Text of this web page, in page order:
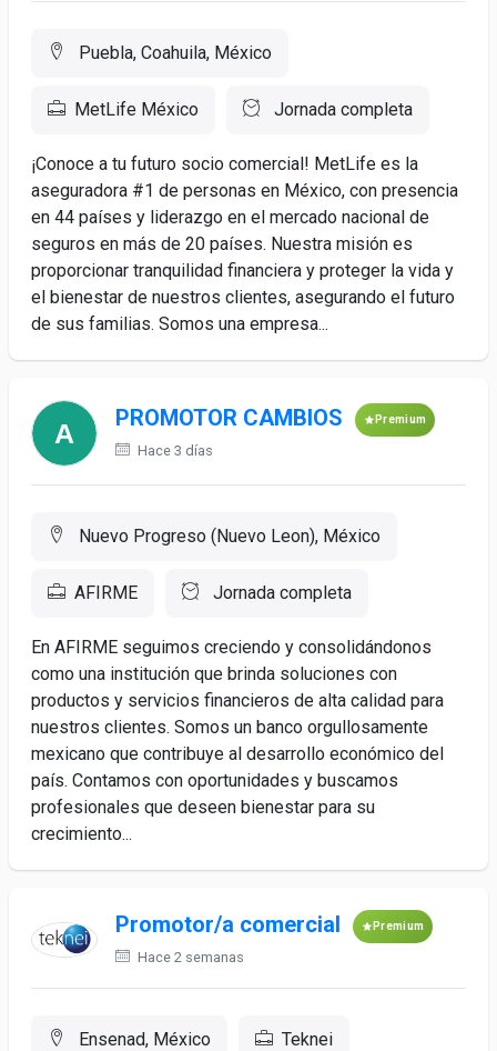
Puebla, Coahuila, México
MetLife México Jornada completa
¡Conoce a tu futuro socio comercial! MetLife es la
aseguradora #1 de personas en México, con presencia
en 44 países y liderazgo en el mercado nacional de
seguros en más de 20 países. Nuestra misión es
proporcionar tranquilidad financiera y proteger la vida y
el bienestar de nuestros clientes, asegurando el futuro
de sus familias. Somos una empresa...
PROMOTOR CAMBIOS Premium
Hace 3 días
Nuevo Progreso (Nuevo Leon), México
AFIRME Jornada completa
En AFIRME seguimos creciendo y consolidándonos
como una institución que brinda soluciones con
productos y servicios financieros de alta calidad para
nuestros clientes. Somos un banco orgullosamente
mexicano que contribuye al desarrollo económico del
país. Contamos con oportunidades y buscamos
profesionales que deseen bienestar para su
crecimiento...
Promotor/a comercial Premium
Hace 2 semanas
Ensenad, México Teknei